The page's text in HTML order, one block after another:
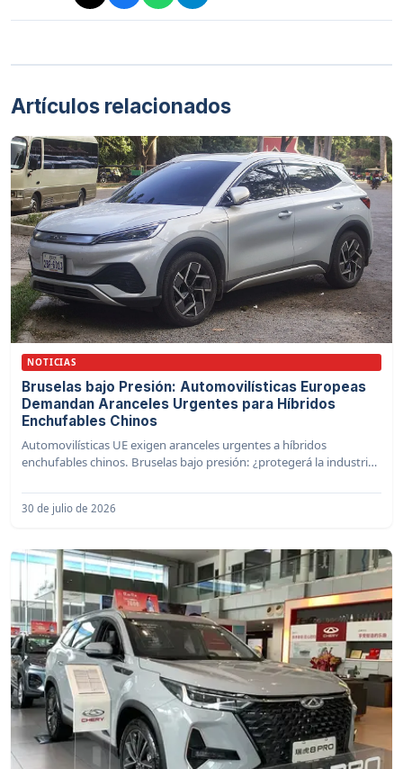
Artículos relacionados
NOTICIAS
Bruselas bajo Presión: Automovilísticas Europeas
Demandan Aranceles Urgentes para Híbridos
Enchufables Chinos
Automovilísticas UE exigen aranceles urgentes a híbridos
enchufables chinos. Bruselas bajo presión: ¿protegerá la industria
30 de julio de 2026